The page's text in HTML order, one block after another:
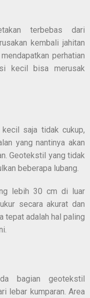
terbebas dari
kembali jahitan
perhatian
kecil bisa merusak
kecil saja tidak cukup,
yang nantinya akan
Geotekstil yang tidak
beberapa lubang.
lebih 30 cm di luar
secara akurat dan
tepat adalah hal paling
bagian geotekstil
lebar kumparan. Area